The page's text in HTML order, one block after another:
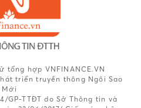
tổng hợp VNFINANCE.VN
triển truyền thông Ngôi Sao
Mới
GP-TTĐT do Sở Thông tin và